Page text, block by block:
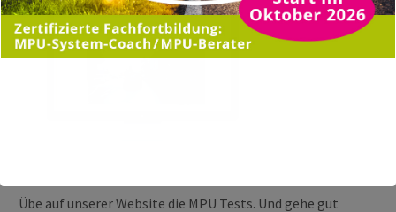
Übe auf unserer Website die MPU Tests. Und gehe gut